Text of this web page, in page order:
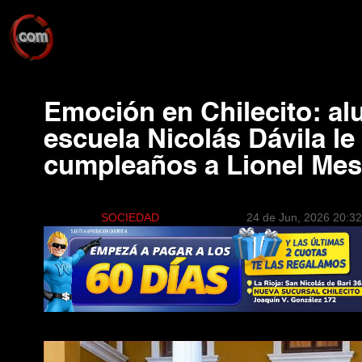
Emoción en Chilecito:
escuela Nicolás Dávila
cumpleaños a Lionel
SOCIEDAD 24 de Jun, 2026 20:32